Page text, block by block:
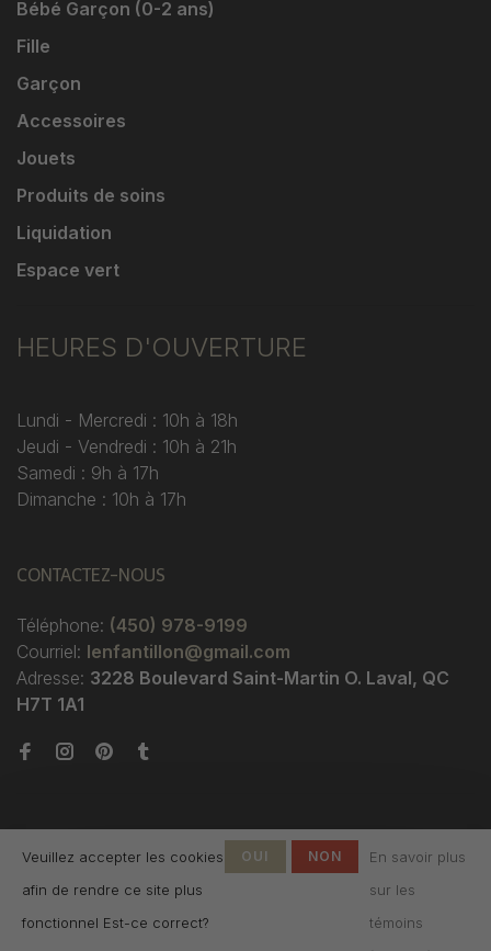
Bébé Garçon (0-2 ans)
Fille
Garçon
Accessoires
Jouets
Produits de soins
Liquidation
Espace vert
HEURES D'OUVERTURE
Lundi - Mercredi : 10h à 18h
Jeudi - Vendredi : 10h à 21h
Samedi : 9h à 17h
Dimanche : 10h à 17h
CONTACTEZ-NOUS
Téléphone: (450) 978-9199
Courriel: lenfantillon@gmail.com
Adresse: 3228 Boulevard Saint-Martin O. Laval, QC
H7T 1A1
© Copyright 2026 Boutique
L'Enfantillon
Veuillez accepter les cookies
afin de rendre ce site plus
fonctionnel Est-ce correct?
OUI NON
En savoir plus
sur les
témoins